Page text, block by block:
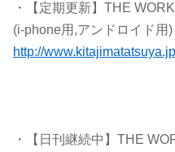
・【定期更新】THE
(i-phone用,アンドロイド用)
http://
・【日刊継続中】THE